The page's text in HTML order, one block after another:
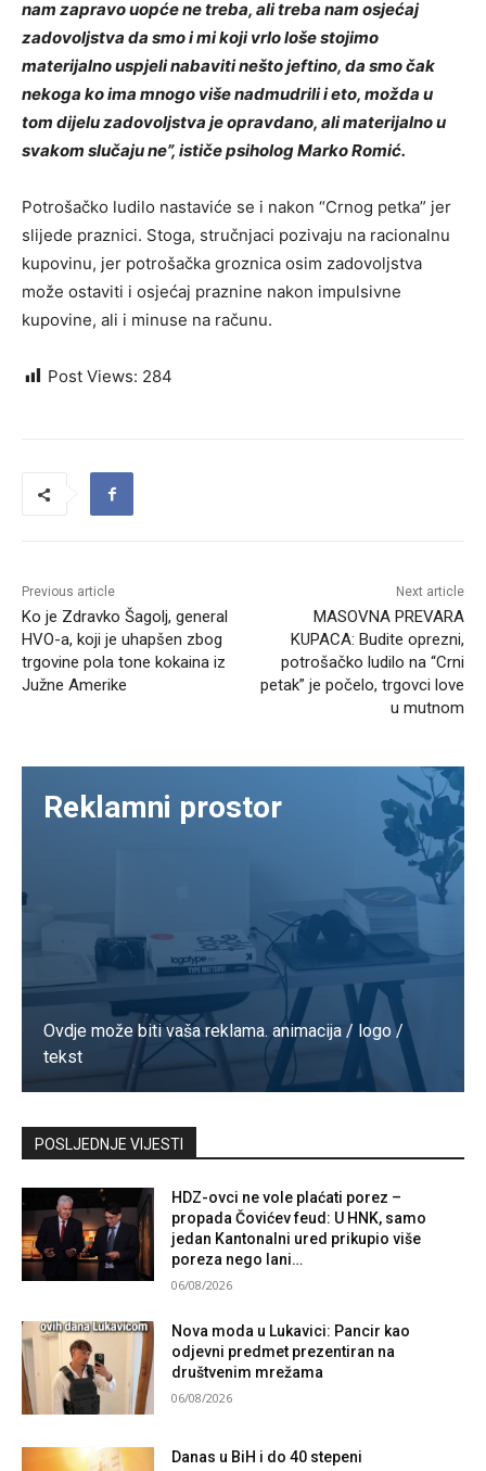
nam zapravo uopće ne treba, ali treba nam osjećaj
zadovoljstva da smo i mi koji vrlo loše stojimo
materijalno uspjeli nabaviti nešto jeftino, da smo čak
nekoga ko ima mnogo više nadmudrili i eto, možda u
tom dijelu zadovoljstva je opravdano, ali materijalno u
svakom slučaju ne”, ističe psiholog Marko Romić.
Potrošačko ludilo nastaviće se i nakon “Crnog petka” jer
slijede praznici. Stoga, stručnjaci pozivaju na racionalnu
kupovinu, jer potrošačka groznica osim zadovoljstva
može ostaviti i osjećaj praznine nakon impulsivne
kupovine, ali i minuse na računu.
Post Views: 284
Previous article
Ko je Zdravko Šagolj, general
HVO-a, koji je uhapšen zbog
trgovine pola tone kokaina iz
Južne Amerike
Next article
MASOVNA PREVARA
KUPACA: Budite oprezni,
potrošačko ludilo na “Crni
petak” je počelo, trgovci love
u mutnom
Reklamni prostor
Ovdje može biti vaša reklama. animacija / logo /
tekst
Kontaktirajte nas
POSLJEDNJE VIJESTI
HDZ-ovci ne vole plaćati porez –
propada Čovićev feud: U HNK, samo
jedan Kantonalni ured prikupio više
poreza nego lani…
06/08/2026
Nova moda u Lukavici: Pancir kao
odjevni predmet prezentiran na
društvenim mrežama
06/08/2026
Danas u BiH i do 40 stepeni